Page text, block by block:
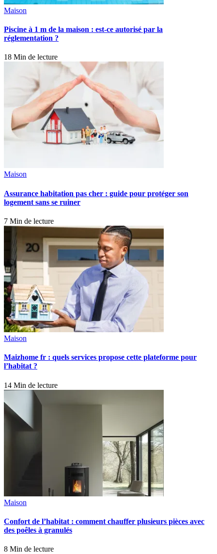
Maison
Piscine à 1 m de la maison : est-ce autorisé par la
réglementation ?
18 Min de lecture
Maison
Assurance habitation pas cher : guide pour protéger son
logement sans se ruiner
7 Min de lecture
Maison
Maizhome fr : quels services propose cette plateforme pour
l’habitat ?
14 Min de lecture
Maison
Confort de l’habitat : comment chauffer plusieurs pièces avec
des poêles à granulés
8 Min de lecture